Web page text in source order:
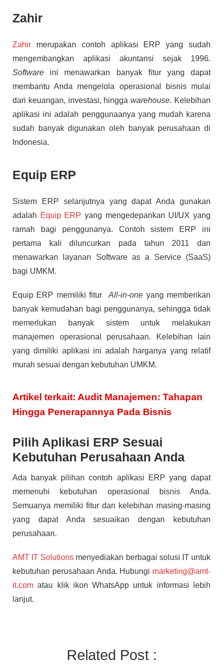
Zahir
Zahir merupakan contoh aplikasi ERP yang sudah
mengembangkan aplikasi akuntansi sejak 1996.
Software ini menawarkan banyak fitur yang dapat
membantu Anda mengelola operasional bisnis mulai
dari keuangan, investasi, hinggawarehouse. Kelebihan
aplikasi ini adalah penggunaanya yang mudah karena
sudah banyak digunakan oleh banyak perusahaan di
Indonesia.
Equip ERP
Sistem ERP selanjutnya yang dapat Anda gunakan
adalah Equip ERP yang mengedepankan UI/UX yang
ramah bagi penggunanya. Contoh sistem ERP ini
pertama kali diluncurkan pada tahun 2011 dan
menawarkan layanan Software as a Service (SaaS)
bagi UMKM.
Equip ERP memiliki fiturAll-in-one yang memberikan
banyak kemudahan bagi penggunanya, sehingga tidak
memerlukan banyak sistem untuk melakukan
manajemen operasional perusahaan. Kelebihan lain
yang dimiliki aplikasi ini adalah harganya yang relatif
murah sesuai dengan kebutuhan UMKM.
Artikel terkait: Audit Manajemen: Tahapan
Hingga Penerapannya Pada Bisnis
Pilih Aplikasi ERP Sesuai
Kebutuhan Perusahaan Anda
Ada banyak pilihan contoh aplikasi ERP yang dapat
memenuhi kebutuhan operasional bisnis Anda.
Semuanya memiliki fitur dan kelebihan masing-masing
yang dapat Anda sesuaikan dengan kebutuhan
perusahaan.
AMT IT Solutions menyediakan berbagai solusi IT untuk
kebutuhan perusahaan Anda. Hubungi marketing@amt-
it.com atau klik ikon WhatsApp untuk informasi lebih
lanjut.
Related Post :